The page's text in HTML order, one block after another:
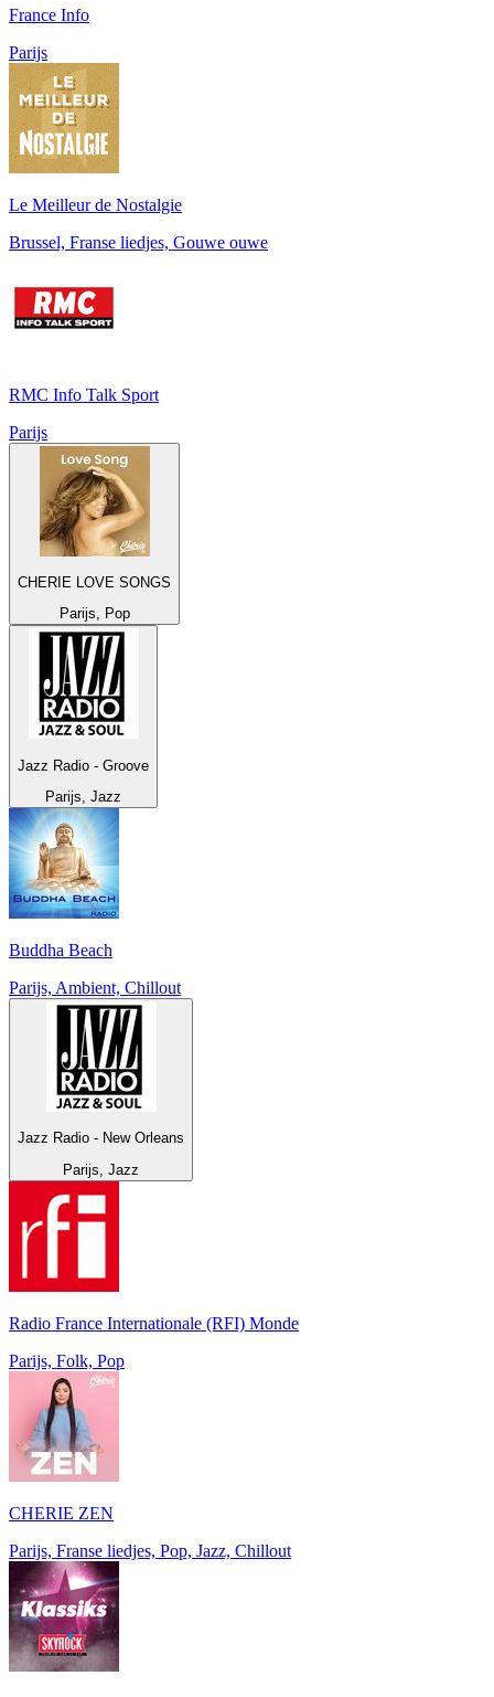
France Info
Parijs
Le Meilleur de Nostalgie
Brussel, Franse liedjes, Gouwe ouwe
RMC Info Talk Sport
Parijs
CHERIE LOVE SONGS
Parijs, Pop
Jazz Radio - Groove
Parijs, Jazz
Buddha Beach
Parijs, Ambient, Chillout
Jazz Radio - New Orleans
Parijs, Jazz
Radio France Internationale (RFI) Monde
Parijs, Folk, Pop
CHERIE ZEN
Parijs, Franse liedjes, Pop, Jazz, Chillout